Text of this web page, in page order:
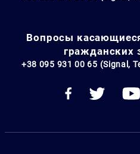
Вопросы
гражданских
+38 095 931 00 65 (Signal,